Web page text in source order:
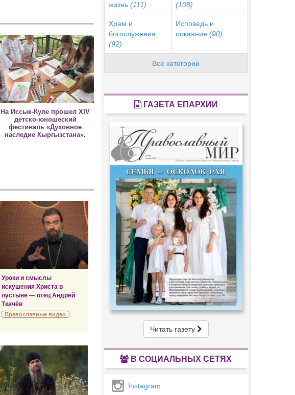
На Иссык-Куле прошел XIV
детско-юношеский
фестиваль «Духовное
наследие Кыргызстана».
Уроки и смыслы
искушения Христа в
пустыне — отец Андрей
Ткачёв
Православные видео
жизнь (111)
(108)
Храм и
богослужения
(92)
Исповедь и
покаяние (90)
Все категории
ГАЗЕТА ЕПАРХИИ
Читать газету
В СОЦИАЛЬНЫХ СЕТЯХ
Instagram